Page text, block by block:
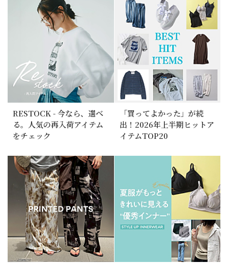
RESTOCK - 今なら、選べ
る。人気の再入荷アイテム
をチェック
「買ってよかった」が続
出！2026年上半期ヒットア
イテムTOP20